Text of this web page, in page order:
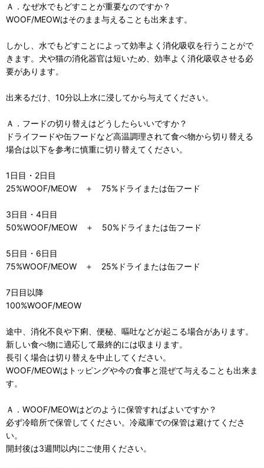
Ａ．なぜ水でもどすことが重要なのですか？
WOOF/MEOWはそのまま与えることも出来ます。
しかし、水でもどすことによって効率よく消化吸収を行うことがで
きます。犬や猫の消化器官は短いため、効率よく消化吸収させる必
要があります。
出来るだけ、10分以上水に浸してから与えてください。
Ａ．フードの切り替えはどうしたらいいですか？
ドライフードや缶フードなど高温調理されて食べ物から切り替える
場合は以下を参考に慎重に切り替えてください。
1日目・2日目
25%WOOF/MEOW ＋ 75%ドライまたは缶フード
3日目・4日目
50%WOOF/MEOW ＋ 50%ドライまたは缶フード
5日目・6日目
75%WOOF/MEOW ＋ 25%ドライまたは缶フード
7日目以降
100%WOOF/MEOW
途中、消化不良や下痢、便秘、嘔吐などが起こる場合があります。
新しい食べ物に適応して最終的には収まります。
長引く場合は切り替えを中止してください。
WOOF/MEOWはトッピングや今の食事と混ぜて与えることも出来ま
す。
Ａ．WOOF/MEOWはどのように保管すればよいですか？
必ず冷暗所で保管してください。冷蔵庫での保管は避けてくださ
い。
開封後は3週間以内にご使用ください。